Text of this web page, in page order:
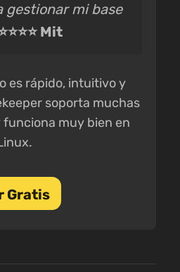
gestionar mi base
Mit
es rápido, intuitivo y
soporta muchas
funciona muy bien en
Gratis